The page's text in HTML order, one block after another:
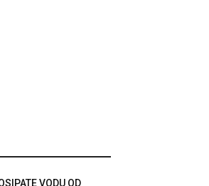
VODU OD